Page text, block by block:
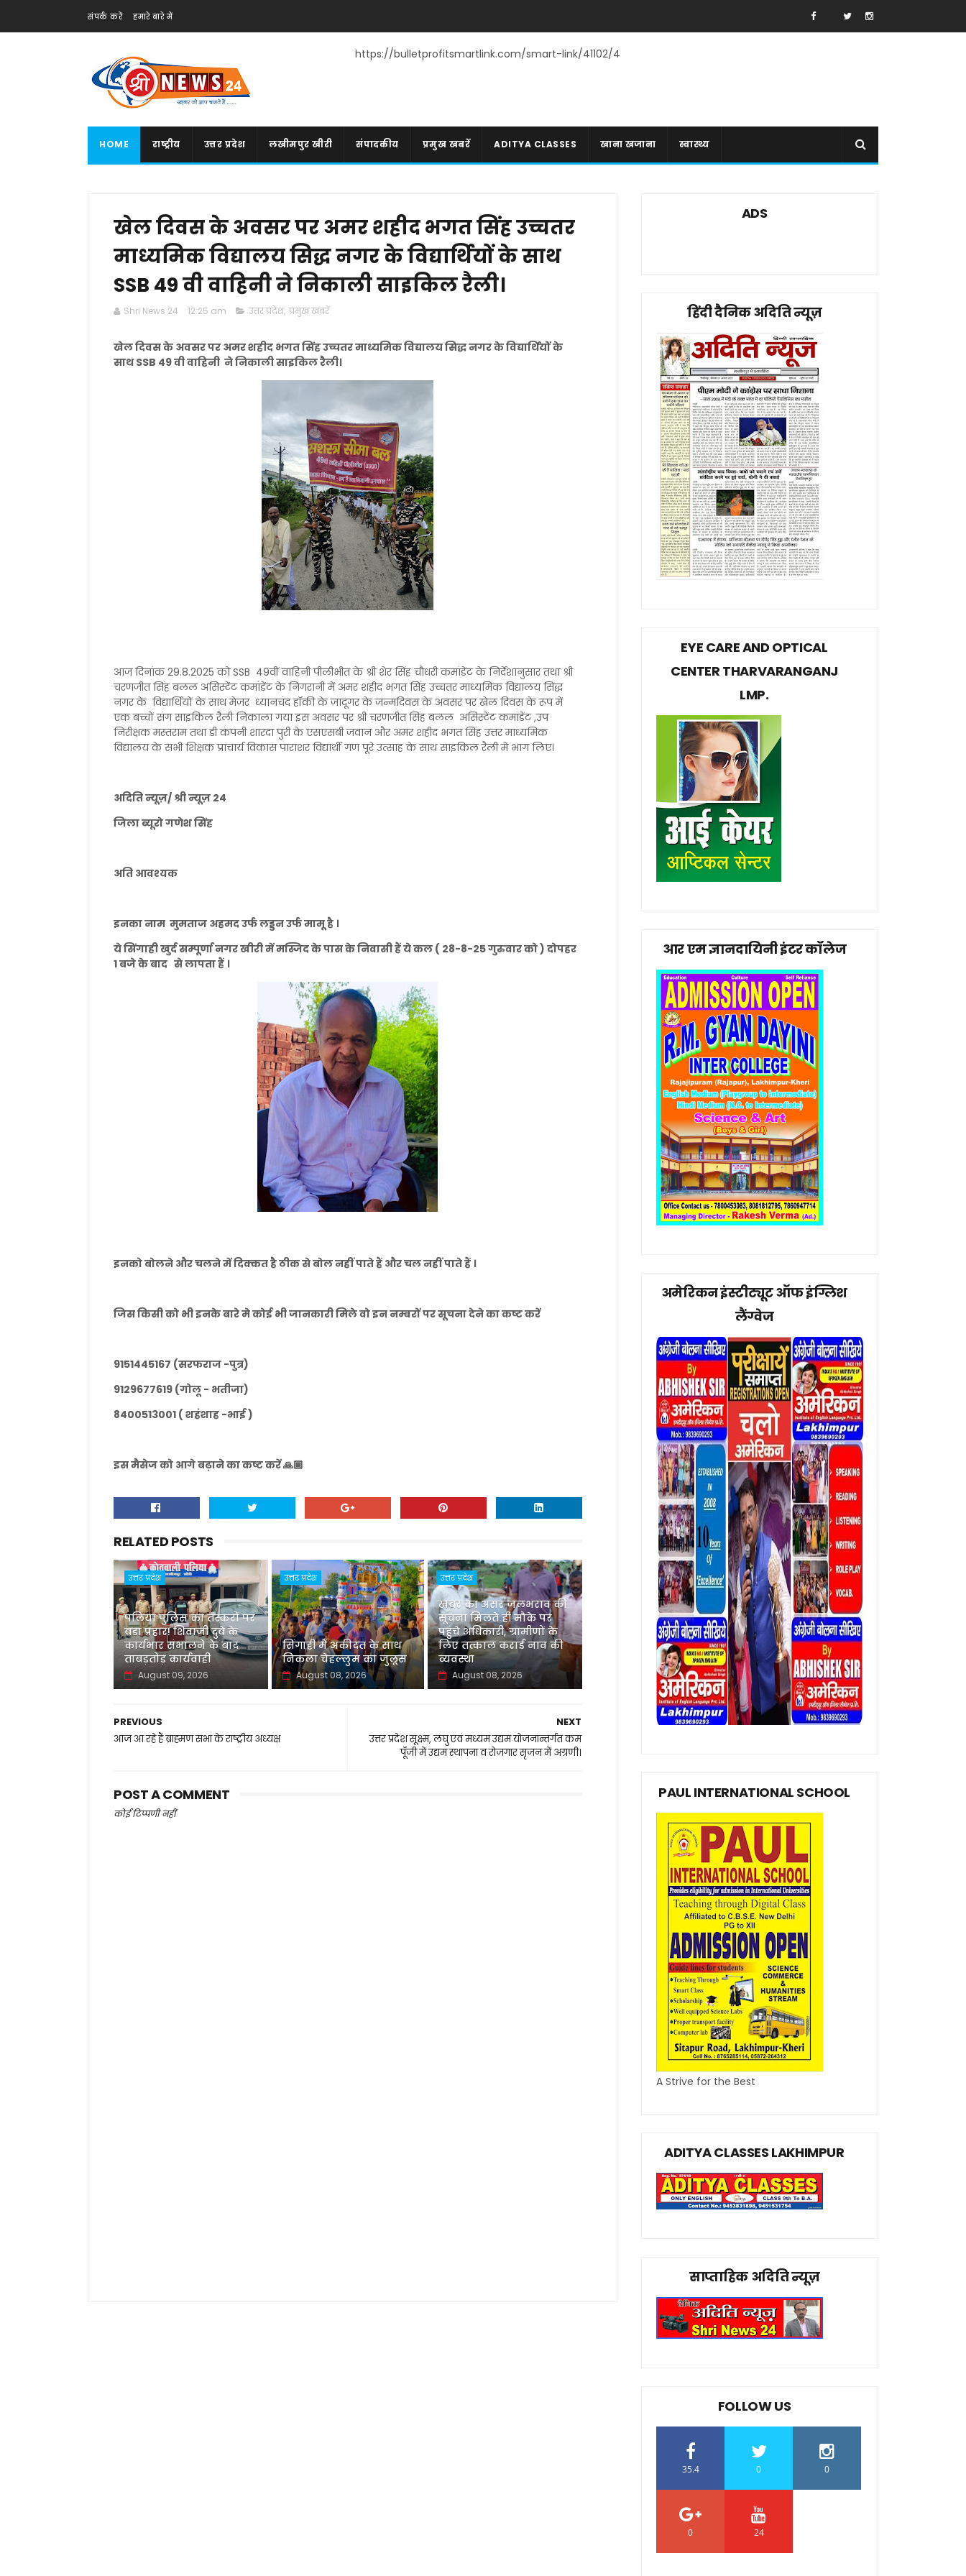
संपर्क करें हमारे बारे में
https://bulletprofitsmartlink.com/smart-link/41102/4
HOME राष्ट्रीय उत्तर प्रदेश लखीमपुर खीरी संपादकीय प्रमुख खबरें ADITYA CLASSES खाना खजाना स्वास्थ्य
खेल दिवस के अवसर पर अमर शहीद भगत सिंह उच्चतर
माध्यमिक विद्यालय सिद्ध नगर के विद्यार्थियों के साथ
SSB 49 वी वाहिनी ने निकाली साइकिल रैली।
Shri News 24 12:25 am उत्तर प्रदेश, प्रमुख खबरें
खेल दिवस के अवसर पर अमर शहीद भगत सिंह उच्चतर माध्यमिक विद्यालय सिद्ध नगर के विद्यार्थियों के
साथ SSB 49 वी वाहिनी ने निकाली साइकिल रैली।
आज दिनांक 29.8.2025 को SSB 49वीं वाहिनी पीलीभीत के श्री शेर सिंह चौधरी कमांडेंट के निर्देशानुसार तथा श्री
चरणजीत सिंह बलल असिस्टेंट कमांडेंट के निगरानी में अमर शहीद भगत सिंह उच्चतर माध्यमिक विद्यालय सिद्ध
नगर के विद्यार्थियों के साथ मेजर ध्यानचंद हॉकी के जादूगर के जन्मदिवस के अवसर पर खेल दिवस के रूप में
एक बच्चों संग साइकिल रैली निकाला गया इस अवसर पर श्री चरणजीत सिंह बलल असिस्टेंट कमांडेंट ,उप
निरीक्षक मस्तराम तथा डी कंपनी शारदा पुरी के एसएसबी जवान और अमर शहीद भगत सिंह उत्तर माध्यमिक
विद्यालय के सभी शिक्षक प्राचार्य विकास पाराशर विद्यार्थी गण पूरे उत्साह के साथ साइकिल रैली में भाग लिए।
अदिति न्यूज़/ श्री न्यूज़ 24
जिला ब्यूरो गणेश सिंह
अति आवश्यक
इनका नाम मुमताज अहमद उर्फ लड्डन उर्फ मामू है ।
ये सिंगाही खुर्द सम्पूर्णा नगर खीरी में मस्जिद के पास के निवासी हैं ये कल ( 28-8-25 गुरुवार को ) दोपहर
1 बजे के बाद से लापता हैं ।
इनको बोलने और चलने में दिक्कत है ठीक से बोल नहीं पाते हैं और चल नहीं पाते हैं ।
जिस किसी को भी इनके बारे मे कोई भी जानकारी मिले वो इन नम्बरों पर सूचना देने का कष्ट करें
9151445167 (सरफराज -पुत्र)
9129677619 (गोलू - भतीजा)
8400513001 ( शहंशाह -भाई )
इस मैसेज को आगे बढ़ाने का कष्ट करें 🙏🏽
RELATED POSTS
उत्तर प्रदेश
पलिया पुलिस का तस्करों पर
बड़ा प्रहार! शिवाजी दुबे के
कार्यभार संभालने के बाद
ताबड़तोड़ कार्यवाही
August 09, 2026
उत्तर प्रदेश
सिंगाही में अकीदत के साथ
निकला चेहल्लुम का जुलूस
August 08, 2026
उत्तर प्रदेश
खबर का असर जलभराव की
सूचना मिलते ही मौके पर
पहुंचे अधिकारी, ग्रामीणों के
लिए तत्काल कराई नाव की
व्यवस्था
August 08, 2026
NEXT
उत्तर प्रदेश सूक्ष्म, लघु एवं मध्यम उद्यम योजनान्तर्गत कम
पूँजी में उद्यम स्थापना व रोजगार सृजन में अग्रणी।
PREVIOUS
आज आ रहे हैं ब्राह्मण सभा के राष्ट्रीय अध्यक्ष
POST A COMMENT
कोई टिप्पणी नहीं
ADS
हिंदी दैनिक अदिति न्यूज़
EYE CARE AND OPTICAL
CENTER THARVARANGANJ
LMP.
आर एम ज्ञानदायिनी इंटर कॉलेज
अमेरिकन इंस्टीट्यूट ऑफ इंग्लिश
लैंग्वेज
PAUL INTERNATIONAL SCHOOL
A Strive for the Best
ADITYA CLASSES LAKHIMPUR
साप्ताहिक अदिति न्यूज़
FOLLOW US
35.4 0 0
0 24